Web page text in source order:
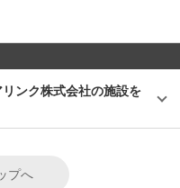
ンク株式会社の施設を
プへ